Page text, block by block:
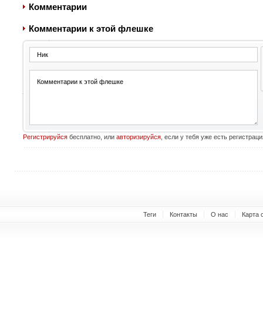
Комментарии
Комментарии к этой флешке
Регистрируйсябесплатно, или авторизируйся, если у тебя уже есть
Теги Контакты О нас Карта